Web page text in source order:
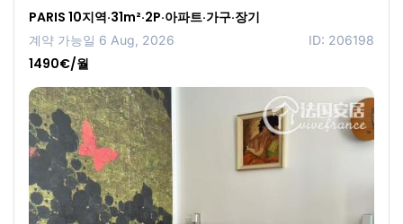
PARIS 10지역·31m²·2P·아파트·가구·장기
계약 가능일 6 Aug, 2026 ID: 206198
1490€/월